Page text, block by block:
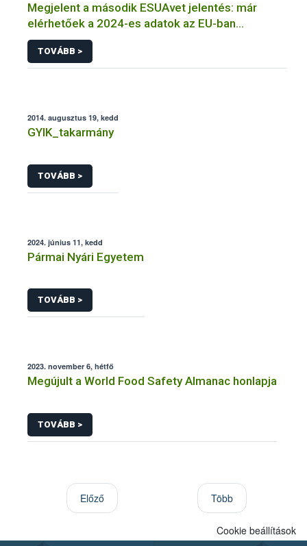
Megjelent a második ESUAvet jelentés: már
elérhetőek a 2024-es adatok az EU-ban
értékesített és felhasznált állatgyógyászati
antimikrobiális szerekről
TOVÁBB >
2014. augusztus 19, kedd
GYIK_takarmány
TOVÁBB >
2024. június 11, kedd
Pármai Nyári Egyetem
TOVÁBB >
2023. november 6, hétfő
Megújult a World Food Safety Almanac honlapja
TOVÁBB >
Előző Több
Cookie beállítások